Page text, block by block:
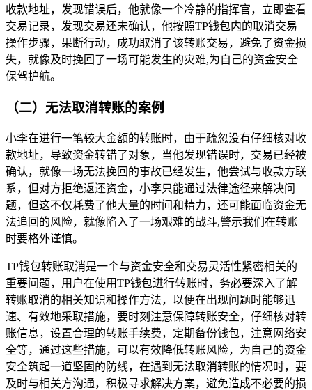
收款地址，发现错误后，他就像一个冷静的指挥官，立即查看
交易记录，发现交易还未确认，他按照TP钱包内的取消交易
操作步骤，果断行动，成功取消了该转账交易，避免了资金损
失，就像及时挽回了一场可能发生的灾难,为自己的资金安全
保驾护航。
（二）无法取消转账的案例
小李在进行一笔较大金额的转账时，由于疏忽没有仔细核对收
款地址，导致资金转错了对象，当他发现错误时，交易已经被
确认，就像一场无法挽回的事故已经发生，他尝试与收款方联
系，但对方拒绝返还资金，小李只能通过法律途径来解决问
题，但这不仅耗费了他大量的时间和精力，还可能面临资金无
法追回的风险，就像陷入了一场艰难的战斗,警示我们在转账
时要格外谨慎。
TP钱包转账取消是一个与资金安全和交易灵活性紧密相关的
重要问题，用户在使用TP钱包进行转账时，务必要深入了解
转账取消的相关知识和操作方法，以便在出现问题时能够迅
速、有效地采取措施，要时刻注意保障转账安全，仔细核对转
账信息，设置合理的转账手续费，定期备份钱包，注意网络安
全等，通过这些措施，可以有效降低转账风险，为自己的资金
安全筑起一道坚固的防线，在遇到无法取消转账的情况时，要
及时与相关方沟通，积极寻求解决方案，避免造成不必要的损